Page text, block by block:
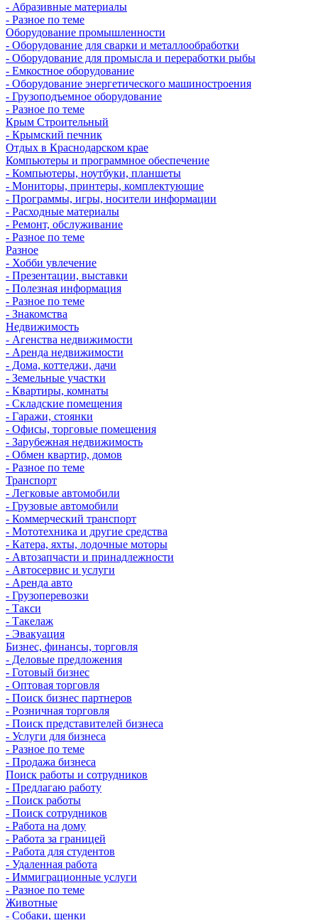
- Абразивные материалы
- Разное по теме
Оборудование промышленности
- Оборудование для сварки и металлообработки
- Оборудование для промысла и переработки рыбы
- Емкостное оборудование
- Оборудование энергетического машиностроения
- Грузоподъемное оборудование
- Разное по теме
Крым Строительный
- Крымский печник
Отдых в Краснодарском крае
Компьютеры и программное обеспечение
- Компьютеры, ноутбуки, планшеты
- Мониторы, принтеры, комплектующие
- Программы, игры, носители информации
- Расходные материалы
- Ремонт, обслуживание
- Разное по теме
Разное
- Хобби увлечение
- Презентации, выставки
- Полезная информация
- Разное по теме
- Знакомства
Недвижимость
- Агенства недвижимости
- Аренда недвижимости
- Дома, коттеджи, дачи
- Земельные участки
- Квартиры, комнаты
- Складские помещения
- Гаражи, стоянки
- Офисы, торговые помещения
- Зарубежная недвижимость
- Обмен квартир, домов
- Разное по теме
Транспорт
- Легковые автомобили
- Грузовые автомобили
- Коммерческий транспорт
- Мототехника и другие средства
- Катера, яхты, лодочные моторы
- Автозапчасти и принадлежности
- Автосервис и услуги
- Аренда авто
- Грузоперевозки
- Такси
- Такелаж
- Эвакуация
Бизнес, финансы, торговля
- Деловые предложения
- Готовый бизнес
- Оптовая торговля
- Поиск бизнес партнеров
- Розничная торговля
- Поиск представителей бизнеса
- Услуги для бизнеса
- Разное по теме
- Продажа бизнеса
Поиск работы и сотрудников
- Предлагаю работу
- Поиск работы
- Поиск сотрудников
- Работа на дому
- Работа за границей
- Работа для студентов
- Удаленная работа
- Иммиграционные услуги
- Разное по теме
Животные
- Собаки, щенки